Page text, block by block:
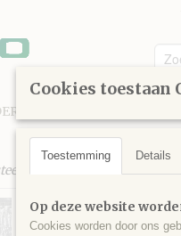
OP NUMMER
rond Kleuren vanaf
Cookies toestaan
Toestemming Details
Op deze website
Cookies worden door ons